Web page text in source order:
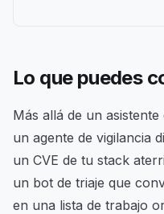
Lo que puedes
Más allá de un
un agente de vigilancia
un CVE de tu stack
un bot de triaje que
en una lista de trabajo